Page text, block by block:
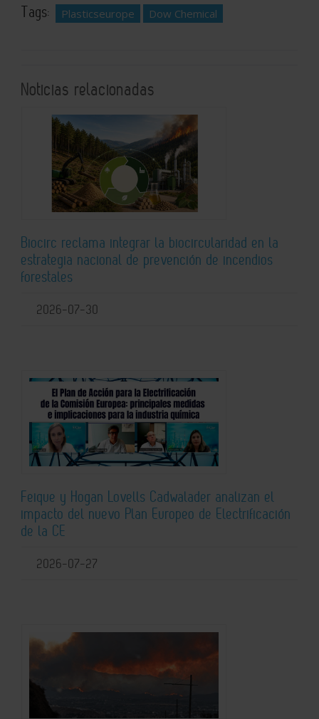
Tags: Plasticseurope Dow Chemical
Noticias relacionadas
Biocirc reclama integrar la biocircularidad en la
estrategia nacional de prevención de incendios
forestales
2026-07-30
Feique y Hogan Lovells Cadwalader analizan el
impacto del nuevo Plan Europeo de Electrificación
de la CE
2026-07-27